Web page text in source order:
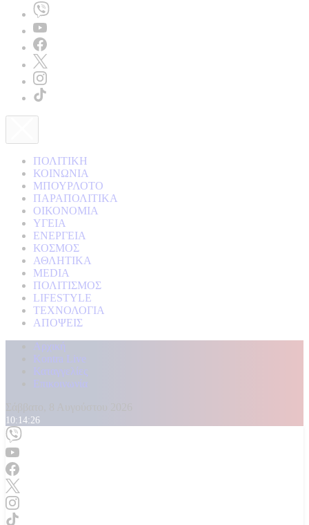
ΠΟΛΙΤΙΚΗ
ΚΟΙΝΩΝΙΑ
ΜΠΟΥΡΛΟΤΟ
ΠΑΡΑΠΟΛΙΤΙΚΑ
ΟΙΚΟΝΟΜΙΑ
ΥΓΕΙΑ
ΕΝΕΡΓΕΙΑ
ΚΟΣΜΟΣ
ΑΘΛΗΤΙΚΑ
MEDIA
ΠΟΛΙΤΙΣΜΟΣ
LIFESTYLE
ΤΕΧΝΟΛΟΓΙΑ
ΑΠΟΨΕΙΣ
Αρχική
Kontra Live
Καταγγελίες
Επικοινωνία
10:14:27